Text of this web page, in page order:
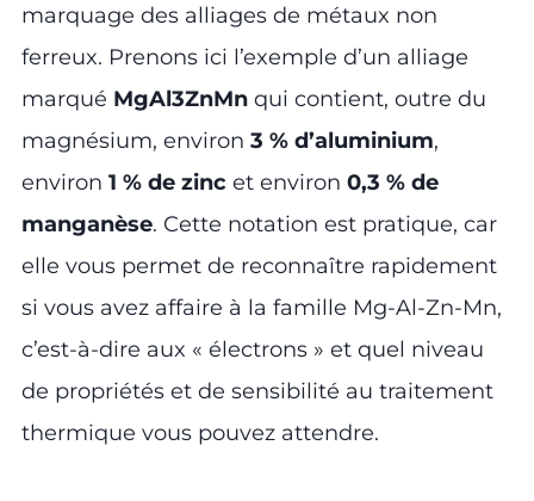
marquage des alliages de métaux non
ferreux. Prenons ici l’exemple d’un alliage
marqué MgAl3ZnMn qui contient, outre du
magnésium, environ 3 % d’aluminium,
environ 1 % de zinc et environ 0,3 % de
manganèse. Cette notation est pratique, car
elle vous permet de reconnaître rapidement
si vous avez affaire à la famille Mg-Al-Zn-Mn,
c’est-à-dire aux « électrons » et quel niveau
de propriétés et de sensibilité au traitement
thermique vous pouvez attendre.